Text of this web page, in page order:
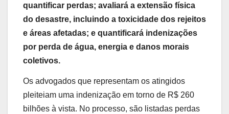
quantificar perdas; avaliará a extensão física
do desastre, incluindo a toxicidade dos rejeitos
e áreas afetadas; e quantificará indenizações
por perda de água, energia e danos morais
coletivos.
Os advogados que representam os atingidos
pleiteiam uma indenização em torno de R$ 260
bilhões à vista. No processo, são listadas perdas